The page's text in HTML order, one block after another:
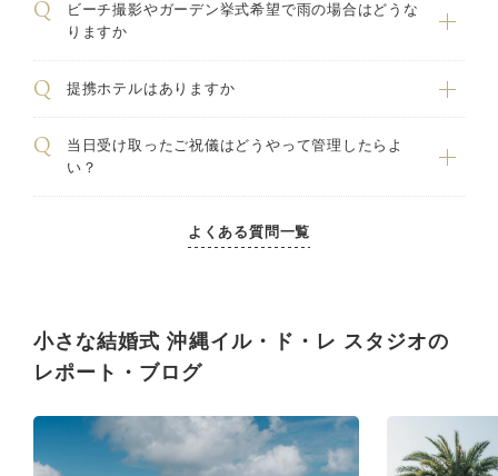
ビーチ撮影やガーデン挙式希望で雨の場合はどうな
りますか
提携ホテルはありますか
当日受け取ったご祝儀はどうやって管理したらよ
い？
よくある質問一覧
小さな結婚式 沖縄イル・ド・レ スタジオの
レポート・ブログ